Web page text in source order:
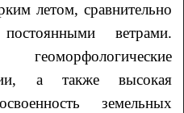
летом, сравнительно
ветрами.
а также высокая
земельных